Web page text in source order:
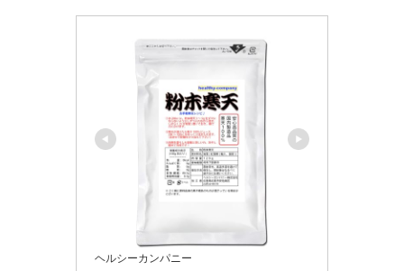
ヘルシーカンパニー